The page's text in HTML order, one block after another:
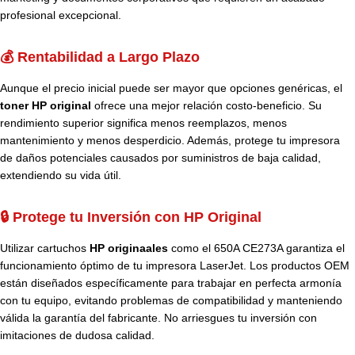
profesional excepcional.
💰 Rentabilidad a Largo Plazo
Aunque el precio inicial puede ser mayor que opciones genéricas, el
toner HP original ofrece una mejor relación costo-beneficio. Su
rendimiento superior significa menos reemplazos, menos
mantenimiento y menos desperdicio. Además, protege tu impresora
de daños potenciales causados por suministros de baja calidad,
extendiendo su vida útil.
🔒 Protege tu Inversión con HP Original
Utilizar cartuchos HP originaales como el 650A CE273A garantiza el
funcionamiento óptimo de tu impresora LaserJet. Los productos OEM
están diseñados específicamente para trabajar en perfecta armonía
con tu equipo, evitando problemas de compatibilidad y manteniendo
válida la garantía del fabricante. No arriesgues tu inversión con
imitaciones de dudosa calidad.